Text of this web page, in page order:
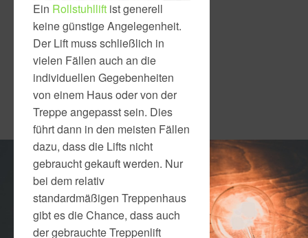
Ein Rollstuhllift ist generell
keine günstige Angelegenheit.
Der Lift muss schließlich in
vielen Fällen auch an die
individuellen Gegebenheiten
von einem Haus oder von der
Treppe angepasst sein. Dies
führt dann in den meisten Fällen
dazu, dass die Lifts nicht
gebraucht gekauft werden. Nur
bei dem relativ
standardmäßigen Treppenhaus
gibt es die Chance, dass auch
der gebrauchte Treppenlift